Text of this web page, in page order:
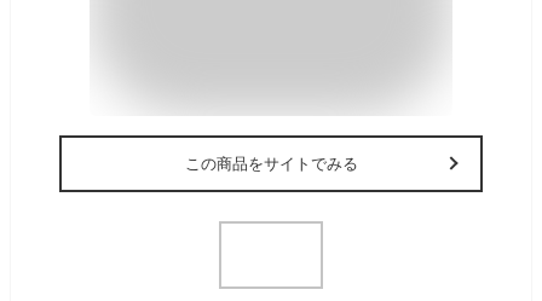
この商品をサイトでみる